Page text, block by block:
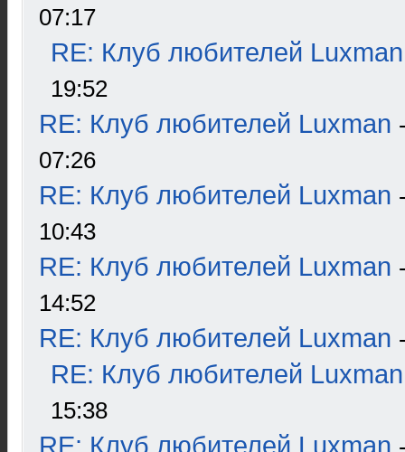
07:17
RE: Клуб любителей Luxman
19:52
RE: Клуб любителей Luxman
07:26
RE: Клуб любителей Luxman
10:43
RE: Клуб любителей Luxman
14:52
RE: Клуб любителей Luxman
RE: Клуб любителей Luxman
15:38
RE: Клуб любителей Luxman